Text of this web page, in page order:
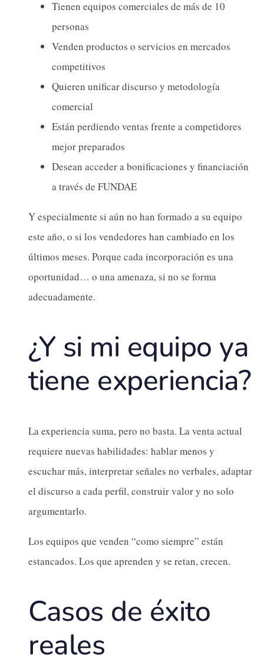
Tienen equipos comerciales de más de 10
personas
Venden productos o servicios en mercados
competitivos
Quieren unificar discurso y metodología
comercial
Están perdiendo ventas frente a competidores
mejor preparados
Desean acceder a bonificaciones y financiación
a través de FUNDAE
Y especialmente si aún no han formado a su equipo
este año, o si los vendedores han cambiado en los
últimos meses. Porque cada incorporación es una
oportunidad… o una amenaza, si no se forma
adecuadamente.
¿Y si mi equipo ya
tiene experiencia?
La experiencia suma, pero no basta. La venta actual
requiere nuevas habilidades: hablar menos y
escuchar más, interpretar señales no verbales, adaptar
el discurso a cada perfil, construir valor y no solo
argumentarlo.
Los equipos que venden “como siempre” están
estancados. Los que aprenden y se retan, crecen.
Casos de éxito
reales